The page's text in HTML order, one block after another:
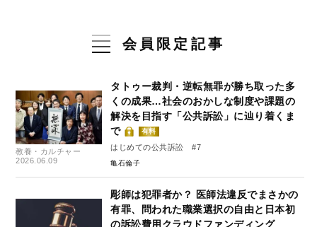
会員限定記事
教養・カルチャー
2026.06.09
タトゥー裁判・逆転無罪が勝ち取った多
くの成果…社会のおかしな制度や課題の
解決を目指す「公共訴訟」に辿り着くま
で
有料
はじめての公共訴訟 #7
亀石倫子
彫師は犯罪者か？ 医師法違反でまさかの
有罪、問われた職業選択の自由と日本初
の訴訟費用クラウドファンディング